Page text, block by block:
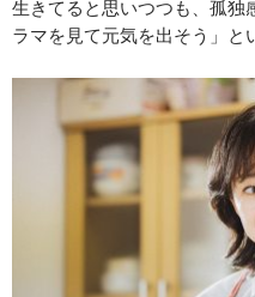
生きてると思いつつも、孤独
ラマを見て元気を出そう」と